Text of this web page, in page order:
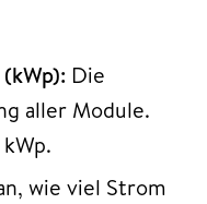
Die
aller Module.
wie viel Strom